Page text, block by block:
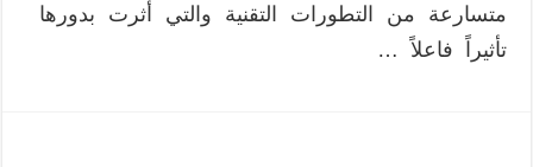
متسارعة من التطورات التقنية والتي أثرت بدورها
تأثيراً فاعلاً …